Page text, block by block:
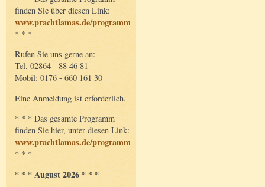
finden Sie über diesen Link:
www.prachtlamas.de/programm
* * *
Rufen Sie uns gerne an:
Tel. 02864 - 88 46 81
Mobil: 0176 - 660 161 30
Eine Anmeldung ist erforderlich.
* * * Das gesamte Programm
finden Sie hier, unter diesen Link:
www.prachtlamas.de/programm
* * *
* * * August 2026 * * *